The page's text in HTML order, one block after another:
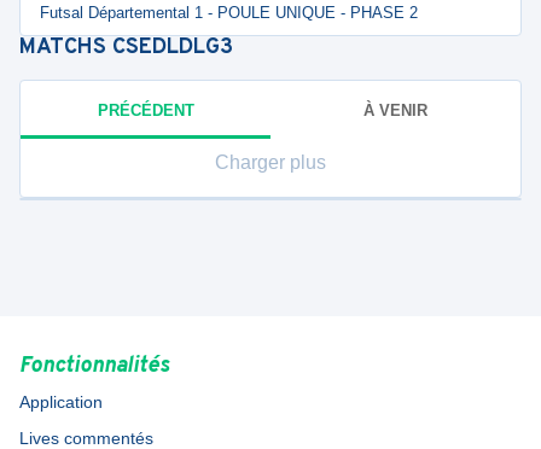
Futsal Départemental 1 - POULE UNIQUE - PHASE 2
MATCHS CSEDLDLG3
PRÉCÉDENT À VENIR
Charger plus
Fonctionnalités
Application
Lives commentés